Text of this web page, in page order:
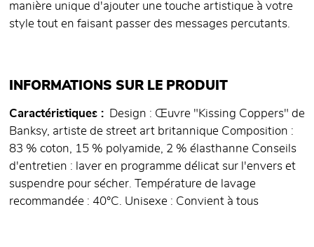
manière unique d'ajouter une touche artistique à votre
style tout en faisant passer des messages percutants.
INFORMATIONS SUR LE PRODUIT
Caractéristiques
Design : Œuvre "Kissing Coppers" de
Banksy, artiste de street art britannique Composition :
83 % coton, 15 % polyamide, 2 % élasthanne Conseils
d'entretien : laver en programme délicat sur l'envers et
suspendre pour sécher. Température de lavage
recommandée : 40°C. Unisexe : Convient à tous